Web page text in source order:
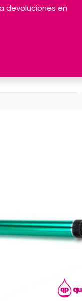
devoluciones en